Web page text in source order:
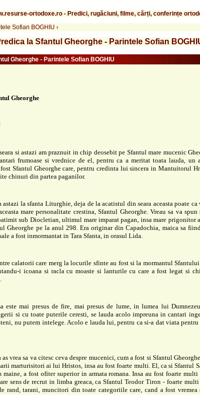
ortodoxe.ro - Predici, rugăciuni, filme, cărți, conferințe
Sofian BOGHIU ›
la Sfantul Gheorghe - Parintele Sofian
Gheorghe - Parintele Sofian BOGHIU
Gheorghe
si astazi am praznuit in chip deosebit pe Sfantul mare mucenic
frumoase si vrednice de el, pentru ca a meritat toata lauda, un
Sfantul Gheorghe care, pentru credinta lui sincera in Mantuitorul
chinuri din partea paganilor.
astazi la sfanta Liturghie, deja de la acatistul din seara aceasta poate ca
mare personalitate crestina, Sfantul Gheorghe. Vreau sa va
sub Diocletian, ultimul mare imparat pagan, insa mare prigonitor
Gheorghe pe la anul 298. Era originar din Capadochia, maica sa
a fost inmormantat in Tara Sfanta, in orasul Lida.
calatorii care merg la locurile sfinte au fost si la mormantul Sfantului
i icoana si racla cu moaste si lanturile cu care a fost legat si
este mai presus de fire, mai presus de lume, in lumea lui
si cu toate puterile ceresti, se lauda acolo impreuna in cantari
nu putem intelege. Acolo e lauda lui, pentru ca si-a dat viata pentru
as vrea sa va citesc ceva despre mucenici, cum a fost si Sfantul
marturisitori ai lui Hristos, insa au fost foarte multi. El, ca si Sfantul
maine, a fost ofiter superior in armata romana. Insa au fost foarte
sens de recrut in limba greaca, ca Sfantul Teodor Tiron - foarte
rand, tarani, muncitori din toate categoriile care, cand a fost